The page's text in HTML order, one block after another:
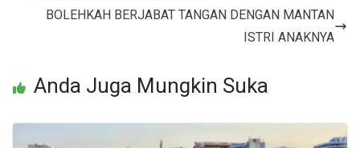
BOLEHKAH BERJABAT TANGAN DENGAN MANTAN
ISTRI ANAKNYA
Anda Juga Mungkin Suka